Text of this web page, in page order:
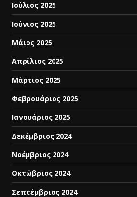
Ιούλιος 2025
Ιούνιος 2025
Μάιος 2025
Απρίλιος 2025
Μάρτιος 2025
Φεβρουάριος 2025
Ιανουάριος 2025
Δεκέμβριος 2024
Νοέμβριος 2024
Οκτώβριος 2024
Σεπτέμβριος 2024